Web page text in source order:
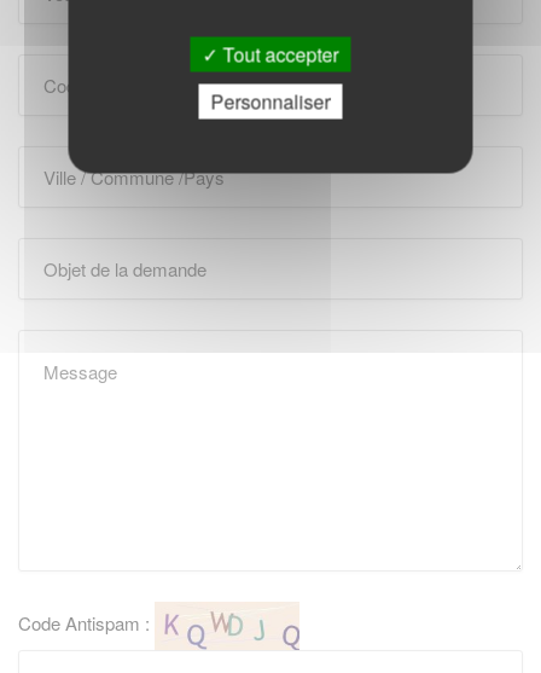
Code Antispam :
Tout accepter
Personnaliser